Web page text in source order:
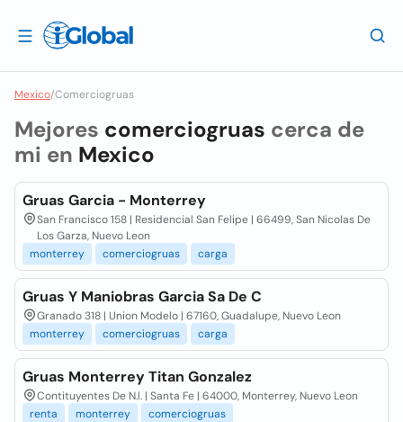
Mexico/Comerciogruas
Mejores comerciogruas cerca de
mi en Mexico
Gruas Garcia - Monterrey
San Francisco 158 | Residencial San Felipe | 66499, San Nicolas De
Los Garza, Nuevo Leon
monterrey
comerciogruas carga
Gruas Y Maniobras Garcia Sa De C
Granado 318 | Union Modelo | 67160, Guadalupe, Nuevo Leon
monterrey
comerciogruas carga
Gruas Monterrey Titan Gonzalez
Contituyentes De N.l. | Santa Fe | 64000, Monterrey, Nuevo Leon
renta
monterrey comerciogruas